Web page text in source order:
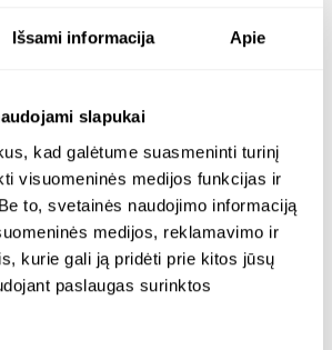
Išsami informacija Apie
slapukai
kad galėtume suasmeninti turinį
visuomeninės medijos funkcijas ir
to, svetainės naudojimo informaciją
medijos, reklamavimo ir
kurie gali ją pridėti prie kitos jūsų
paslaugas surinktos
su 14
paauksuota apyrankė
su 10 mm medaus
spalvos gintaru –
golden lunar